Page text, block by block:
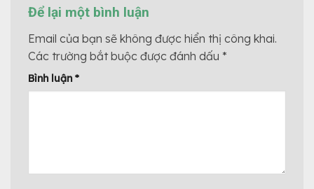
Để lại một bình luận
Email của bạn sẽ không được hiển thị công khai.
Các trường bắt buộc được đánh dấu *
Bình luận *